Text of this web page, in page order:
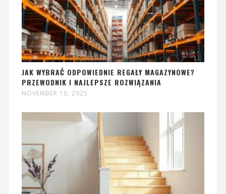
JAK WYBRAĆ ODPOWIEDNIE REGAŁY MAGAZYNOWE?
PRZEWODNIK I NAJLEPSZE ROZWIĄZANIA
NOVEMBER 10, 2025